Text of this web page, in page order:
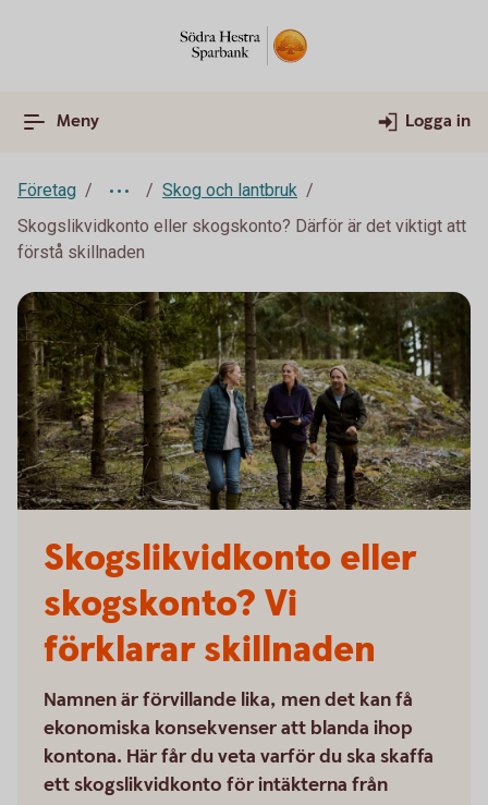
Meny Logga in
Företag
Skog och lantbruk
Skogslikvidkonto eller skogskonto? Därför är det viktigt att
förstå skillnaden
Skogslikvidkonto eller
skogskonto? Vi
förklarar skillnaden
Namnen är förvillande lika, men det kan få
ekonomiska konsekvenser att blanda ihop
kontona. Här får du veta varför du ska skaffa
ett skogslikvidkonto för intäkterna från